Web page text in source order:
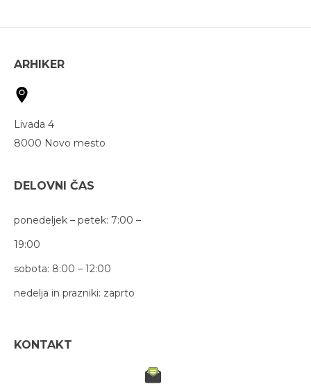
ARHIKER
Livada 4
8000 Novo mesto
DELOVNI ČAS
ponedeljek – petek: 7:00 –
19:00
sobota: 8:00 – 12:00
nedelja in prazniki: zaprto
KONTAKT